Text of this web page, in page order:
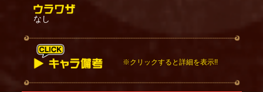
なし
※クリックすると詳細を表示!!
スキル中は空中キャラ扱いとなる。また、スキルは